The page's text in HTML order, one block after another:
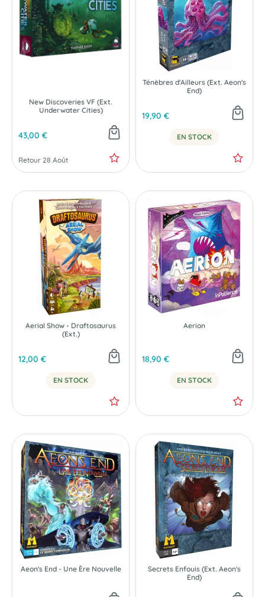
PRÉCOMMANDE
New Discoveries VF (Ext.
Underwater Cities)
43,00 €
Retour 28 Août
Ténèbres d'Ailleurs (Ext. Aeon's
End)
19,90 €
EN STOCK
Aerial Show - Draftosaurus
(Ext.)
12,00 €
EN STOCK
Aerion
18,90 €
EN STOCK
Aeon's End - Une Ère Nouvelle
Secrets Enfouis (Ext. Aeon's
End)